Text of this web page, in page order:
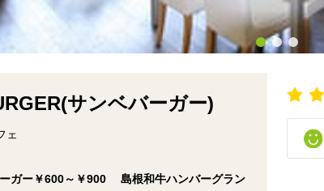
サンベバーガー)
ェ
ガー￥600～￥900 島根和牛ハンバーグラン